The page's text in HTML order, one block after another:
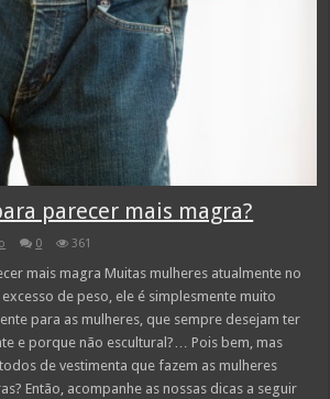
parecer mais magra?
0 361
mais magra Muitas mulheres atualmente no
de peso, ele é simplesmente muito
para as mulheres, que sempre desejam ter
e porque não escultural?… Pois bem, mas
de vestimenta que fazem as mulheres
Então, acompanhe as nossas dicas a seguir